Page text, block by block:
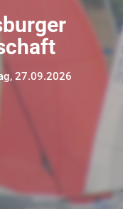
27.09.2026